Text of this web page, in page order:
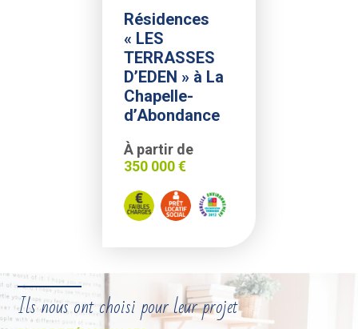
Résidences
« LES
TERRASSES
D’EDEN » à La
Chapelle-
d’Abondance
À partir de
350 000 €
Faibles charges
Prêt Locatif Social
Réglementation thermique
Ils nous ont choisi pour leur projet